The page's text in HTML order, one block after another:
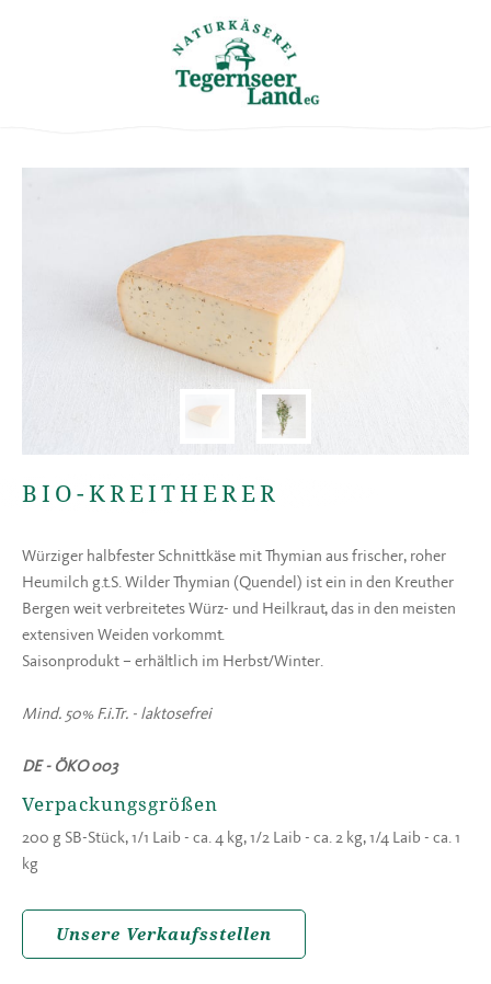
BIO-KREITHERER
Würziger halbfester Schnittkäse mit Thymian aus frischer, roher
Heumilch g.t.S. Wilder Thymian (Quendel) ist ein in den Kreuther
Bergen weit verbreitetes Würz- und Heilkraut, das in den meisten
extensiven Weiden vorkommt.
Saisonprodukt – erhältlich im Herbst/Winter.
Mind. 50% F.i.Tr. - laktosefrei
DE - ÖKO 003
Verpackungsgrößen
200 g SB-Stück, 1/1 Laib - ca. 4 kg, 1/2 Laib - ca. 2 kg, 1/4 Laib - ca. 1
kg
Unsere Verkaufsstellen